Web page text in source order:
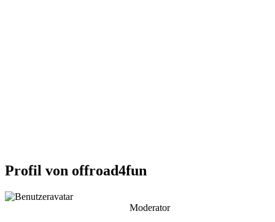
Profil von offroad4fun
Moderator